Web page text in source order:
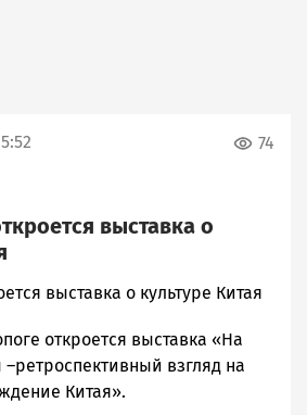
74
выставка о
выставка о культуре Китая
откроется выставка «Ha
взгляд на
Китая».